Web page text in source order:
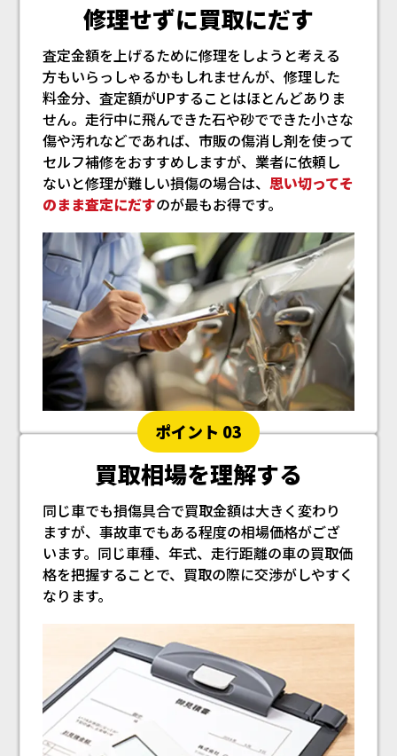
修理せずに買取にだす
査定金額を上げるために修理をしようと考える
方もいらっしゃるかもしれませんが、修理した
料金分、査定額がUPすることはほとんどありま
せん。走行中に飛んできた石や砂でできた小さな
傷や汚れなどであれば、市販の傷消し剤を使って
セルフ補修をおすすめしますが、業者に依頼し
ないと修理が難しい損傷の場合は、思い切ってそ
のまま査定にだすのが最もお得です。
ポイント 03
買取相場を理解する
同じ車でも損傷具合で買取金額は大きく変わり
ますが、事故車でもある程度の相場価格がござ
います。同じ車種、年式、走行距離の車の買取価
格を把握することで、買取の際に交渉がしやすく
なります。